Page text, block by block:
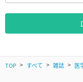
TOP すべて 雑誌 医